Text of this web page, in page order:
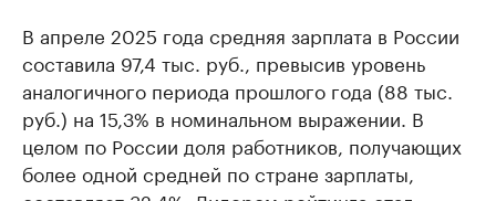
В апреле 2025 года средняя зарплата в России
составила 97,4 тыс. руб., превысив уровень
аналогичного периода прошлого года (88 тыс.
руб.) на 15,3% в номинальном выражении. В
целом по России доля работников, получающих
более одной средней по стране зарплаты,